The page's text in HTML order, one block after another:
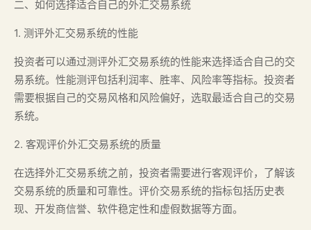
二、如何选择适合自己的外汇交易系统
1. 测评外汇交易系统的性能
投资者可以通过测评外汇交易系统的性能来选择适合自己的交
易系统。性能测评包括利润率、胜率、风险率等指标。投资者
需要根据自己的交易风格和风险偏好，选取最适合自己的交易
系统。
2. 客观评价外汇交易系统的质量
在选择外汇交易系统之前，投资者需要进行客观评价，了解该
交易系统的质量和可靠性。评价交易系统的指标包括历史表
现、开发商信誉、软件稳定性和虚假数据等方面。